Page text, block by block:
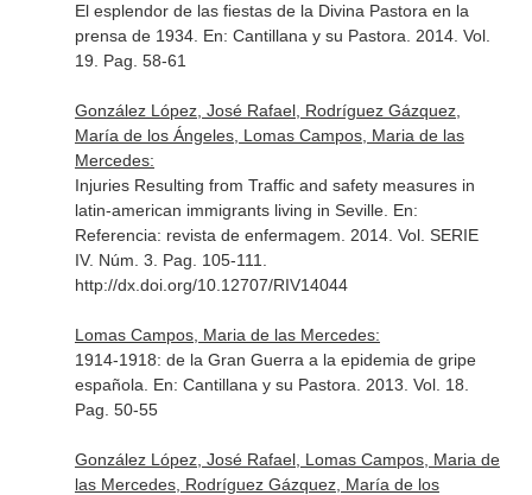
El esplendor de las fiestas de la Divina Pastora en la
prensa de 1934. En: Cantillana y su Pastora . 2014. Vol.
19. Pag. 58-61
González López, José Rafael, Rodríguez Gázquez,
María de los Ángeles, Lomas Campos, Maria de las
Mercedes:
Injuries Resulting from Traffic and safety measures in
latin-american immigrants living in Seville. En:
Referencia: revista de enfermagem . 2014. Vol. SERIE
IV. Núm. 3. Pag. 105-111.
http://dx.doi.org/10.12707/RIV14044
Lomas Campos, Maria de las Mercedes:
1914-1918: de la Gran Guerra a la epidemia de gripe
española. En: Cantillana y su Pastora . 2013. Vol. 18.
Pag. 50-55
González López, José Rafael, Lomas Campos, Maria de
las Mercedes, Rodríguez Gázquez, María de los